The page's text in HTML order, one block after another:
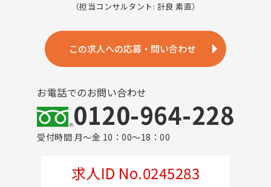
（担当コンサルタント: 計良 素直）
この求人への応募・問い合わせ
お電話でのお問い合わせ
0120-964-228
受付時間 月～金 10：00～18：00
求人ID No.0245283